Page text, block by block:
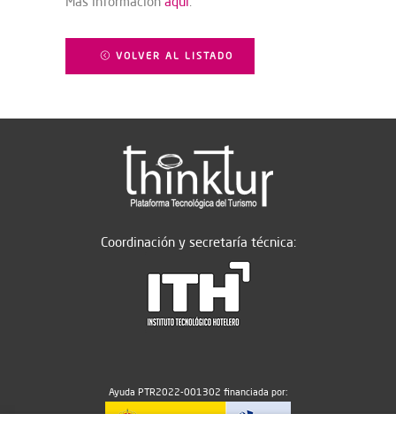
VOLVER AL LISTADO
Coordinación y secretaría técnica:
Ayuda PTR2022-001302 financiada por: